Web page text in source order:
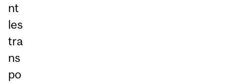
nt
les
tra
ns
po